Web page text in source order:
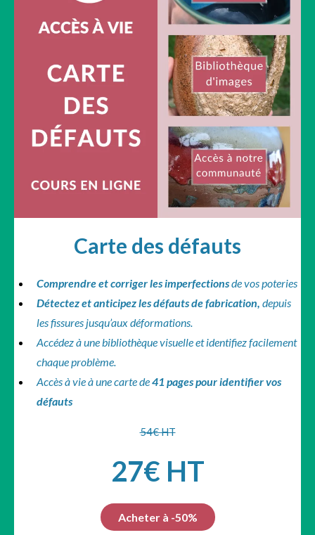
Carte des défauts
Comprendre et corriger les imperfectionsde vos poteries
Détectez et anticipez les défauts de fabrication, depuis
les fissures jusqu’aux déformations.
Accédez à une bibliothèque visuelle et identifiez facilement
chaque problème.
Accès à vie à une carte de41 pages pour identifier vos
défauts
54€ HT
27€ HT
Acheter à -50%